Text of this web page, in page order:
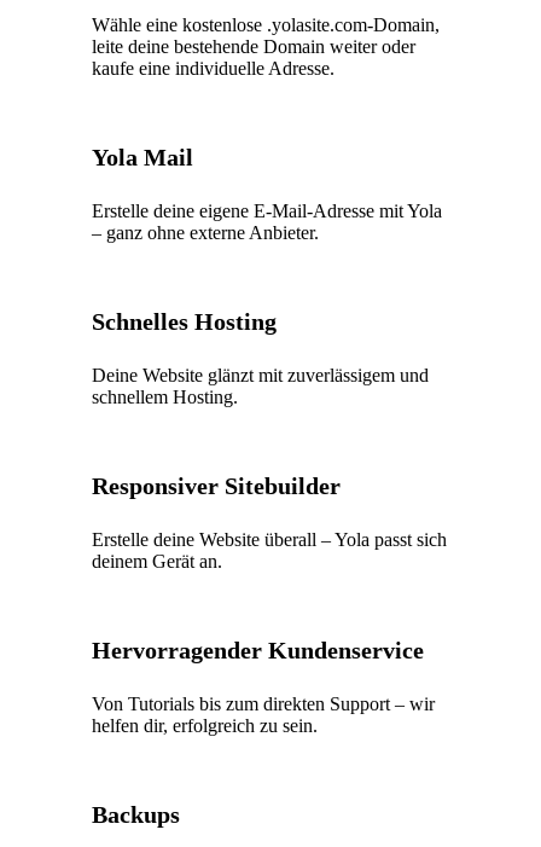
Wähle eine kostenlose .yolasite.com-Domain,
leite deine bestehende Domain weiter oder
kaufe eine individuelle Adresse.
Yola Mail
Erstelle deine eigene E-Mail-Adresse mit Yola
– ganz ohne externe Anbieter.
Schnelles Hosting
Deine Website glänzt mit zuverlässigem und
schnellem Hosting.
Responsiver Sitebuilder
Erstelle deine Website überall – Yola passt sich
deinem Gerät an.
Hervorragender Kundenservice
Von Tutorials bis zum direkten Support – wir
helfen dir, erfolgreich zu sein.
Backups